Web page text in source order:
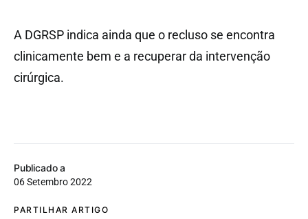
Publicado a
06 Setembro 2022
PARTILHAR ARTIGO
A DGRSP indica ainda que o recluso se encontra
clinicamente bem e a recuperar da intervenção
cirúrgica.